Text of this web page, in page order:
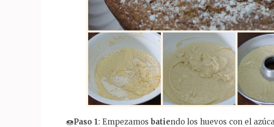
🍩Paso 1: Empezamos batiendo los huevos con el